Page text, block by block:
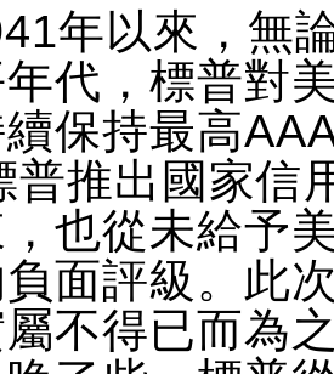
年以來，無
代，標普對
保持最高
普推出國家信
也從未給予
面評級。此
不得已而為